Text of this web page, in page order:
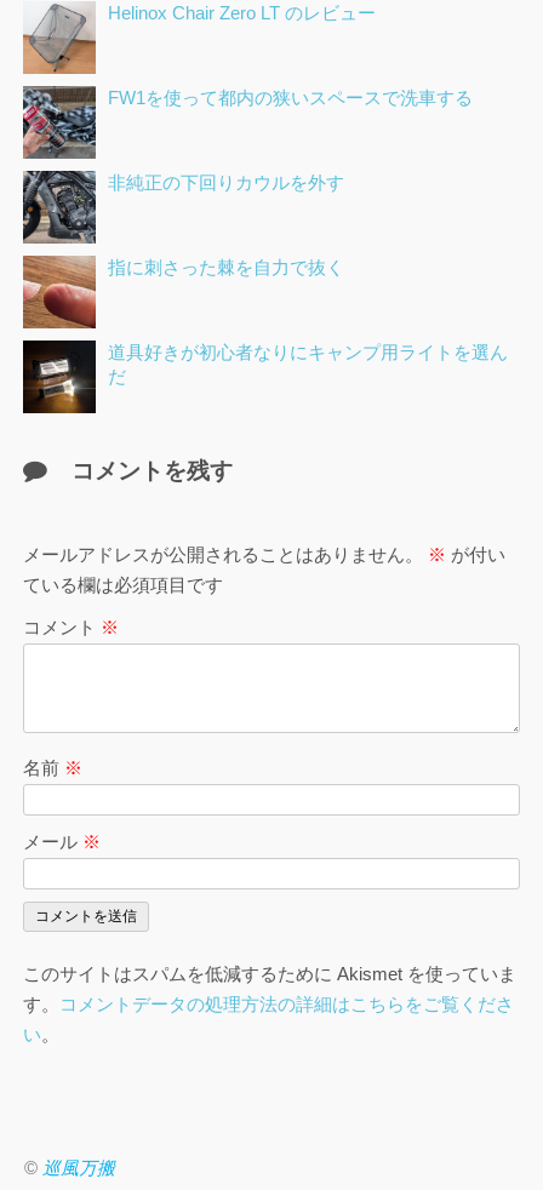
Helinox Chair Zero LT のレビュー
FW1を使って都内の狭いスペースで洗車する
非純正の下回りカウルを外す
指に刺さった棘を自力で抜く
道具好きが初心者なりにキャンプ用ライトを選ん
だ
コメントを残す
メールアドレスが公開されることはありません。 ※ が付い
ている欄は必須項目です
コメント ※
名前 ※
メール ※
このサイトはスパムを低減するために Akismet を使っていま
す。
コメントデータの処理方法の詳細はこちらをご覧くださ
い。
© 巡風万搬